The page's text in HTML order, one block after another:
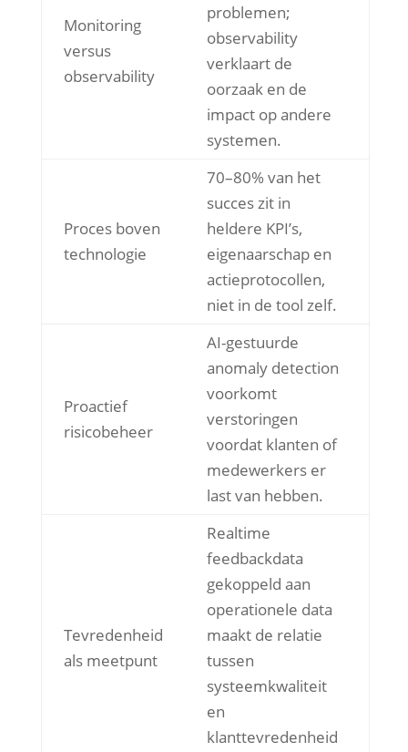
Monitoring
versus
observability
problemen;
observability
verklaart de
oorzaak en de
impact op andere
systemen.
Proces boven
technologie
70–80% van het
succes zit in
heldere KPI’s,
eigenaarschap en
actieprotocollen,
niet in de tool zelf.
Proactief
risicobeheer
AI-gestuurde
anomaly detection
voorkomt
verstoringen
voordat klanten of
medewerkers er
last van hebben.
Tevredenheid
als meetpunt
Realtime
feedbackdata
gekoppeld aan
operationele data
maakt de relatie
tussen
systeemkwaliteit
en
klanttevredenheid